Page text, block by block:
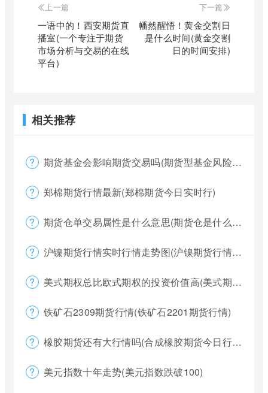
上一篇
一语中的！西安期货直
播室(一个专注于期货
市场分析与交易的在线
平台)
下一篇
幡然醒悟！黄金交割日
是什么时间(黄金交割
日的时间安排)
相关推荐
期货基金会影响期货交易吗(期货型基金风险大吗)
郑棉期货行情最新(郑棉期货今日实时行)
期货仓单交易属性是什么意思(期货仓是什么意思)
沪镍期货行情实时行情走势图(沪镍期货行情价格)
美式期权总比欧式期权的投资价值高(美式期权和欧式期权哪个风险更大)
铁矿石2309期货行情(铁矿石2201期货行情)
橡胶期货还有大行情吗(合成橡胶期货今日行情)
美元指数十年走势(美元指数跌破100)